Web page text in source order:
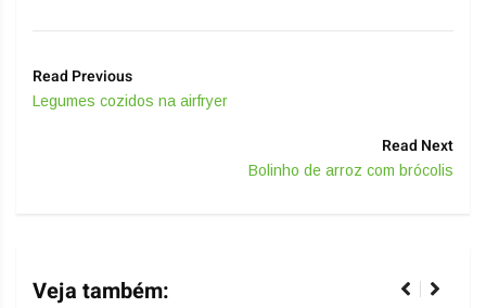
Read Previous
Legumes cozidos na airfryer
Read Next
Bolinho de arroz com brócolis
Veja também: